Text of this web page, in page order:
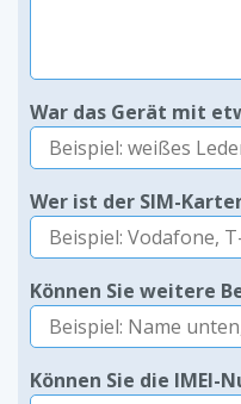
War das Gerät mit
Wer ist der SIM-
Können Sie weitere
Können Sie die IMEI-